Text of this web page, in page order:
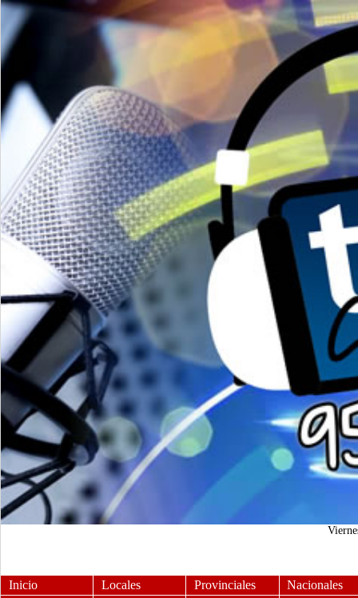
Inicio Locales Provinciales
Nacionales